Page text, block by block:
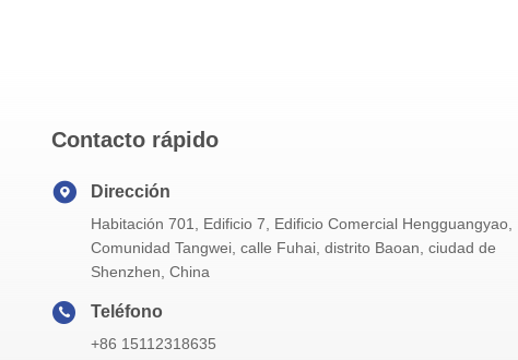
Contacto rápido
Dirección
Habitación 701, Edificio 7, Edificio Comercial Hengguangyao,
Comunidad Tangwei, calle Fuhai, distrito Baoan, ciudad de
Shenzhen, China
Teléfono
+86 15112318635